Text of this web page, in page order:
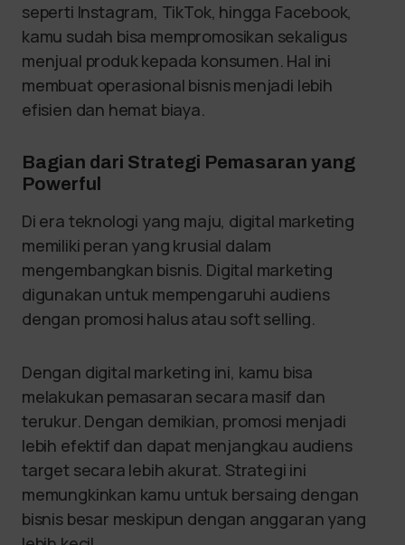
seperti Instagram, TikTok, hingga Facebook,
kamu sudah bisa mempromosikan sekaligus
menjual produk kepada konsumen. Hal ini
membuat operasional bisnis menjadi lebih
efisien dan hemat biaya.
Bagian dari Strategi Pemasaran yang
Powerful
Di era teknologi yang maju, digital marketing
memiliki peran yang krusial dalam
mengembangkan bisnis. Digital marketing
digunakan untuk mempengaruhi audiens
dengan promosi halus atau soft selling.
Dengan digital marketing ini, kamu bisa
melakukan pemasaran secara masif dan
terukur. Dengan demikian, promosi menjadi
lebih efektif dan dapat menjangkau audiens
target secara lebih akurat. Strategi ini
memungkinkan kamu untuk bersaing dengan
bisnis besar meskipun dengan anggaran yang